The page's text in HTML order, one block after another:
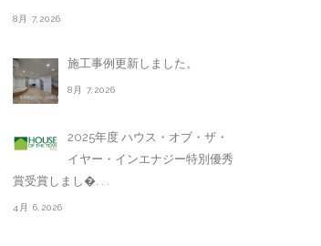
8月 7,2026
施工事例更新しました。
8月 7,2026
2025年度 ハウス・オブ・ザ・
イヤー・インエナジー特別優秀
賞受賞しまし�. . .
4月 6,2026